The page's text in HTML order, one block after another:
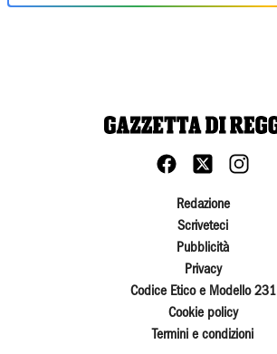
Redazione
Scriveteci
Pubblicità
Privacy
Codice Etico e Modello 231
Cookie policy
Termini e condizioni